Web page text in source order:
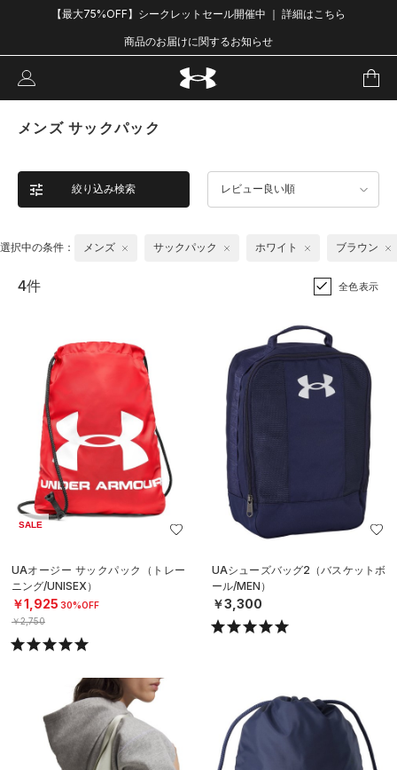
【最大75%OFF】シークレットセール開催中 ｜ 詳細はこちら
商品のお届けに関するお知らせ
メンズ サックパック
絞り込み検索 レビュー良い順
選択中の条件： メンズ サックパック ホワイト ブラウン
4件 全色表示
SALE
UAオージー サックパック（トレー
ニング/UNISEX）
￥1,925 30%OFF
￥2,750
UAシューズバッグ2（バスケットボ
ール/MEN）
￥3,300